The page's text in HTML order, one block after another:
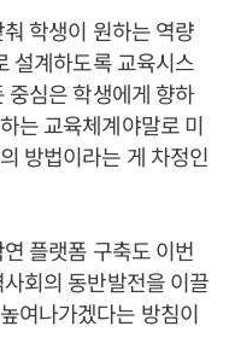
학생이 원하는 역량
설계하도록 교육시스
중심은 학생에게 향하
는 교육체계야말로 미
방법이라는 게 차정인
플랫폼 구축도 이번
회의 동반발전을 이끌
여나가겠다는 방침이